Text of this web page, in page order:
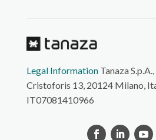
Legal InformationTanaza
Cristoforis 13, 20124 Milano,
IT07081410966